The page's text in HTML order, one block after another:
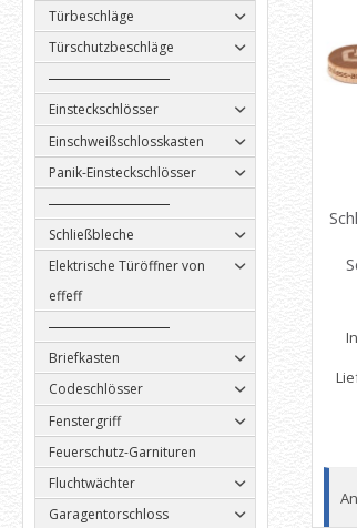
Türbeschläge
Türschutzbeschläge
Einsteckschlösser
Einschweißschlosskasten
Panik-Einsteckschlösser
Schließbleche
Elektrische Türöffner von
effeff
Briefkasten
Codeschlösser
Fenstergriff
Feuerschutz-Garnituren
Fluchtwächter
Garagentorschloss